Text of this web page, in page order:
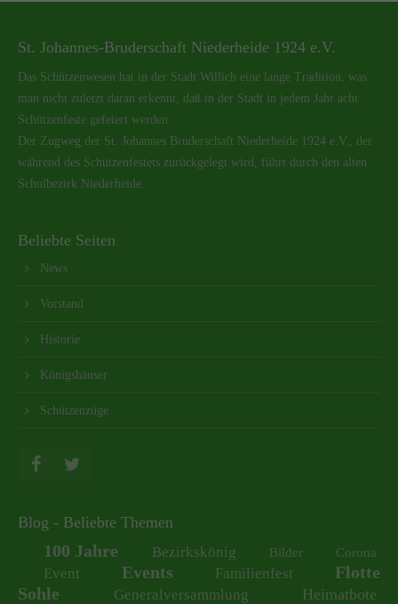
St. Johannes-Bruderschaft Niederheide 1924 e.V.
Das Schützenwesen hat in der Stadt Willich eine lange Tradition, was
man nicht zuletzt daran erkennt, daß in der Stadt in jedem Jahr acht
Schützenfeste gefeiert werden.
Der Zugweg der St. Johannes Bruderschaft Niederheide 1924 e.V., der
während des Schützenfestets zurückgelegt wird, führt durch den alten
Schulbezirk Niederheide.
Beliebte Seiten
News
Vorstand
Historie
Königshäuser
Schützenzüge
Blog - Beliebte Themen
100 Jahre Bezirkskönig Bilder Corona
Event Events Familienfest
Flotte
Sohle
Generalversammlung Heimatbote